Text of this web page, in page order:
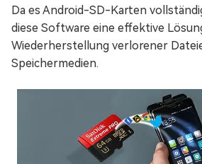
Da es Android-SD-Karten
diese Software eine effektive
Wiederherstellung verlorener
Speichermedien.